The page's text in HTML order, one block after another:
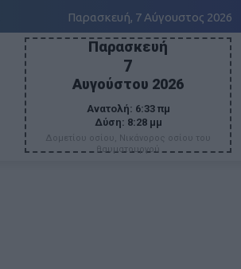
Παρασκευή, 7 Αύγουστος 2026
Παρασκευή
7
Αυγούστου 2026
Ανατολή: 6:33 πμ
Δύση: 8:28 μμ
Δομετίου οσίου, Νικάνορος οσίου του
θαυματουργού